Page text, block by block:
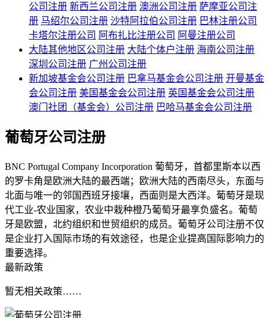
公司注册 新西兰公司注册 澳洲公司注册 萨摩亚公司注
册 马绍尔公司注册 沙特阿拉伯公司注册 巴林注册公司
卡塔尔注册公司 阿布扎比注册公司 阿曼注册公司
大陆其他地区公司注册 大陆个体户注册 海南公司注册
深圳公司注册 广州公司注册
新加坡基金会公司注册 巴拿马基金会公司注册 开曼基金
会公司注册 美国基金会公司注册 英国基金会公司注册
澳门社团（基金会）公司注册 巴哈马基金会公司注册
葡萄牙公司注册
BNC Portugal Company Incorporation 葡萄牙，首都里斯本以西
的罗卡角是欧洲大陆的最西端；欧洲大陆的西南尽头，东面与
北面与唯一的邻国西班牙接壤，西面则是大西洋。葡萄牙是现
代工业-农业国家，农业中栽种橙乃葡萄牙最享负盛名。葡萄
牙是欧盟，北约组织和世贸组织的成员。葡萄牙公司注册不仅
是企业打入国际市场的有效途径，也是企业提高国际影响力的
重要选择。
最新政策
暂无相关政策……